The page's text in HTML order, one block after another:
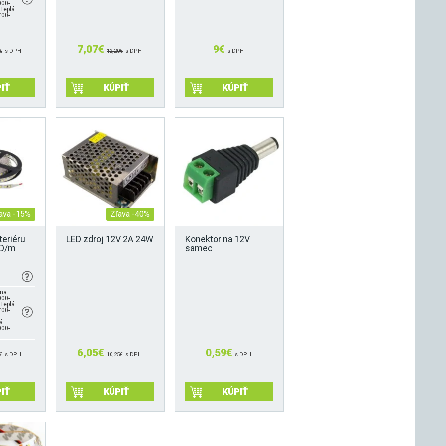
€ s DPH 7,07€ 12,20€ s DPH
KÚPIŤ
9€ s DPH
KÚPIŤ
m
-15%
€ s DPH
LED zdroj 12V 2A 24W
Zľava -40%
6,05€ 10,25€ s DPH
KÚPIŤ
Konektor na 12V
samec
0,59€ s DPH
KÚPIŤ